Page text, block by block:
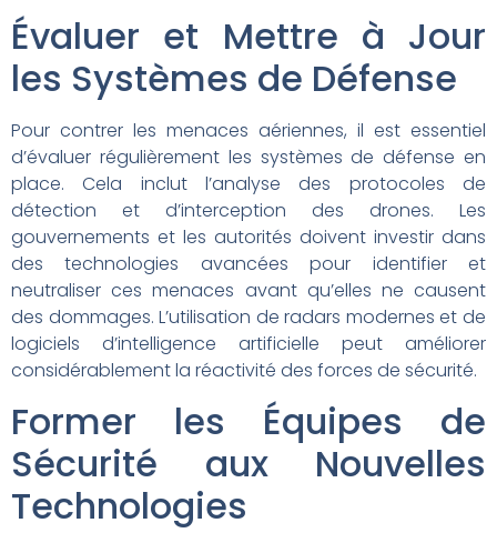
Évaluer et Mettre à Jour
les Systèmes de Défense
Pour contrer les menaces aériennes, il est essentiel
d’évaluer régulièrement les systèmes de défense en
place. Cela inclut l’analyse des protocoles de
détection et d’interception des drones. Les
gouvernements et les autorités doivent investir dans
des technologies avancées pour identifier et
neutraliser ces menaces avant qu’elles ne causent
des dommages. L’utilisation de radars modernes et de
logiciels d’intelligence artificielle peut améliorer
considérablement la réactivité des forces de sécurité.
Former les Équipes de
Sécurité aux Nouvelles
Technologies